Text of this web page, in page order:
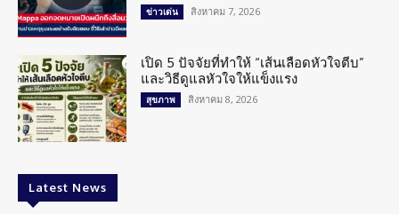
ข่าวเด่น สิงหาคม 7, 2026
เปิด 5 ปัจจัยที่ทำให้ “เส้นเลือดหัวใจตีบ”
และวิธีดูแลหัวใจให้แข็งแรง
สุขภาพ สิงหาคม 8, 2026
Latest News